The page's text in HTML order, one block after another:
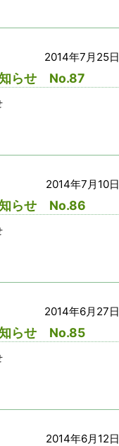
2014年7月25日
知らせ No.87
2014年7月10日
知らせ No.86
2014年6月27日
知らせ No.85
2014年6月12日